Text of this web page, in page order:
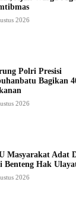
2026
Polri Presisi
Bagikan
2026
Masyarakat Adat
Benteng Hak
2026